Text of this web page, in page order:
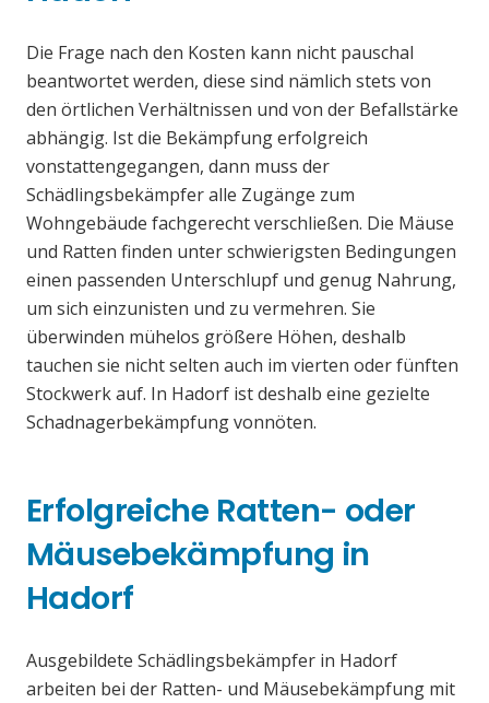
Die Frage nach den Kosten kann nicht pauschal
beantwortet werden, diese sind nämlich stets von
den örtlichen Verhältnissen und von der Befallstärke
abhängig. Ist die Bekämpfung erfolgreich
vonstattengegangen, dann muss der
Schädlingsbekämpfer alle Zugänge zum
Wohngebäude fachgerecht verschließen. Die Mäuse
und Ratten finden unter schwierigsten Bedingungen
einen passenden Unterschlupf und genug Nahrung,
um sich einzunisten und zu vermehren. Sie
überwinden mühelos größere Höhen, deshalb
tauchen sie nicht selten auch im vierten oder fünften
Stockwerk auf. In Hadorf ist deshalb eine gezielte
Schadnagerbekämpfung vonnöten.
Erfolgreiche Ratten- oder
Mäusebekämpfung in
Hadorf
Ausgebildete Schädlingsbekämpfer in Hadorf
arbeiten bei der Ratten- und Mäusebekämpfung mit